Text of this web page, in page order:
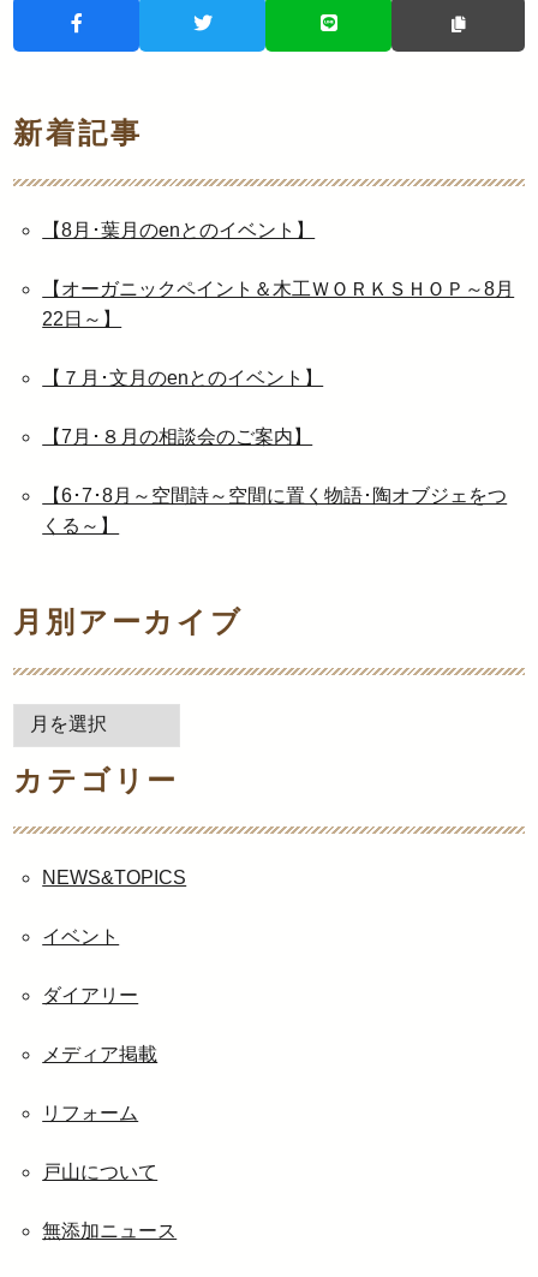
新着記事
【8月･葉月のenとのイベント】
【オーガニックペイント＆木工ＷＯＲＫＳＨＯＰ～8月
22日～】
【７月･文月のenとのイベント】
【7月･８月の相談会のご案内】
【6･7･8月～空間詩～空間に置く物語･陶オブジェをつ
くる～】
月別アーカイブ
別
ア
カ
カテゴリー
NEWS&TOPICS
イベント
ダイアリー
メディア掲載
リフォーム
戸山について
無添加ニュース